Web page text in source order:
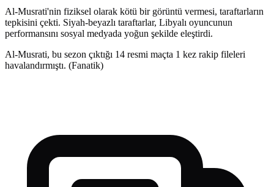
Al-Musrati'nin fiziksel olarak kötü bir görüntü vermesi, taraftarların
tepkisini çekti. Siyah-beyazlı taraftarlar, Libyalı oyuncunun
performansını sosyal medyada yoğun şekilde eleştirdi.
Al-Musrati, bu sezon çıktığı 14 resmi maçta 1 kez rakip fileleri
havalandırmıştı. (Fanatik)